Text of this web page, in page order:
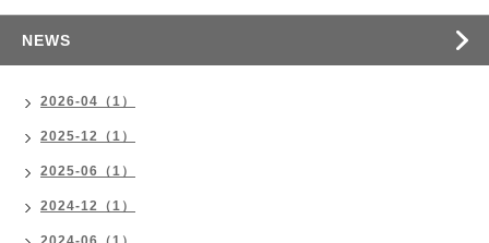
NEWS
2026-04（1）
2025-12（1）
2025-06（1）
2024-12（1）